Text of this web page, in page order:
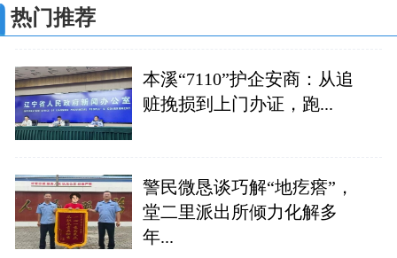
热门推荐
本溪“7110”护企安商：从追
赃挽损到上门办证，跑...
警民微恳谈巧解“地疙瘩”，
堂二里派出所倾力化解多
年...